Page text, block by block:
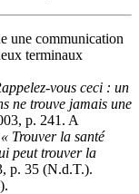
une communication
terminaux
vous ceci : un
ne trouve jamais une
p. 241. A
« Trouver la santé
peut trouver la
p. 35 (N.d.T.).